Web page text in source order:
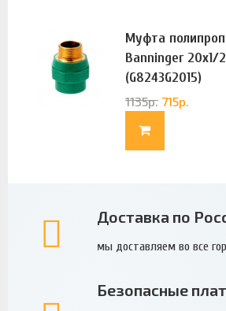
Муфта
Banninger 20х1/
(G8243G2015)
1135р. 715р.
Доставка по
мы доставляем во все
Безопасные